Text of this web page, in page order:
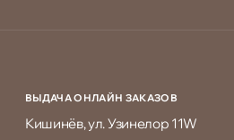
ВЫДАЧА ОНЛАЙН ЗАКАЗОВ
Кишинёв, ул. Узинелор 11W